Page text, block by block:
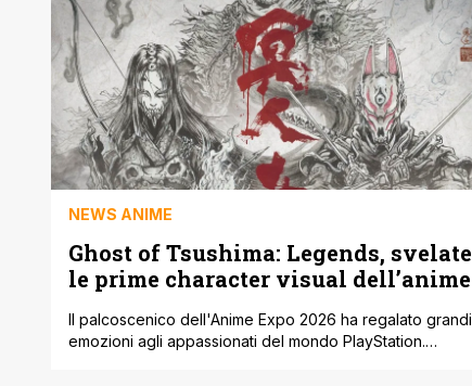
NEWS ANIME
Ghost of Tsushima: Legends, svelate
le prime character visual dell’anime
Il palcoscenico dell'Anime Expo 2026 ha regalato grandi
emozioni agli appassionati del mondo PlayStation.